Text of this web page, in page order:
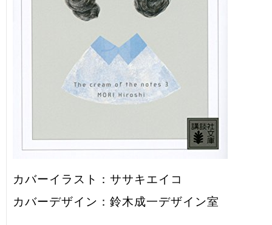
カバーイラスト：ササキエイコ
カバーデザイン：鈴木成一デザイン室